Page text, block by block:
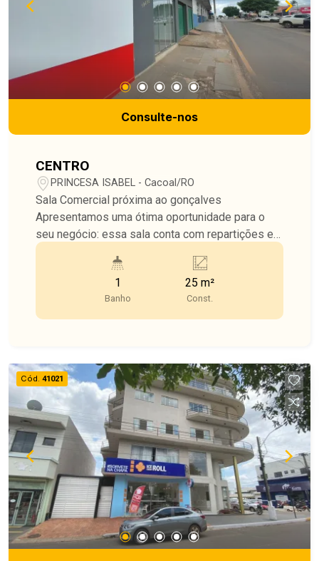
Consulte-nos
CENTRO
PRINCESA ISABEL - Cacoal/RO
Sala Comercial próxima ao gonçalves
Apresentamos uma ótima oportunidade para o
seu negócio: essa sala conta com repartições em
gesso e conta tambem com, proporcionando um
ambiente moderno e bem estruturado. O imóvel
conta ainda com banheiro, garantindo conforto e
praticidade para sua equipe e clientes. Uma
excelente escolha para quem busca um ponto
negócio em um espaço que alia funcionalidade,
qualidade e ótima localização. Entre em contato e
agende uma visita!
1
Banho
25 m²
Const.
Cód. 41021